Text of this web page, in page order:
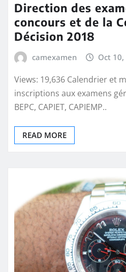
Direction des
concours et de la
Décision 2018
camexamen Oct
Views: 19,636 Calendrier et
inscriptions aux examens
BEPC, CAPIET, CAPIEMP..
READ MORE